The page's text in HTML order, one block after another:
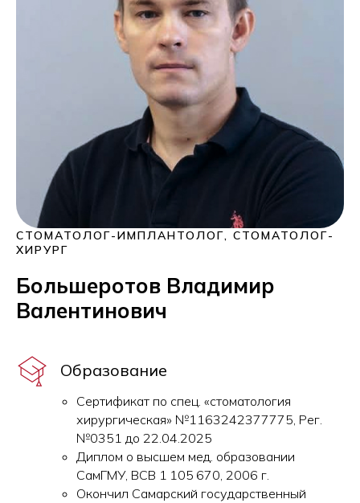
СТОМАТОЛОГ-ИМПЛАНТОЛОГ, СТОМАТОЛОГ-
ХИРУРГ
Большеротов Владимир
Валентинович
Образование
Сертификат по спец. «стоматология
хирургическая» №1163242377775, Рег.
№0351 до 22.04.2025
Диплом о высшем мед. образовании
СамГМУ, ВСВ 1 105 670, 2006 г.
Окончил Самарский государственный